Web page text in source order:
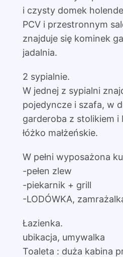
i czysty domek
PCV i przestronnym
znajduje się kominek
jadalnia.
2 sypialnie.
W jednej z sypialni
pojedyncze i szafa, w
garderoba z stolikiem i
łóżko małżeńskie.
W pełni wyposażona
-pełen zlew
-piekarnik + grill
-LODÓWKA,
Łazienka.
ubikacja, umywalka
Toaleta : duża kabina